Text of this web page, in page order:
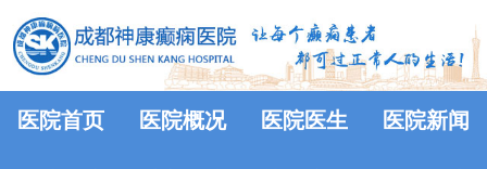
医院首页 医院概况 医院医生 医院新闻